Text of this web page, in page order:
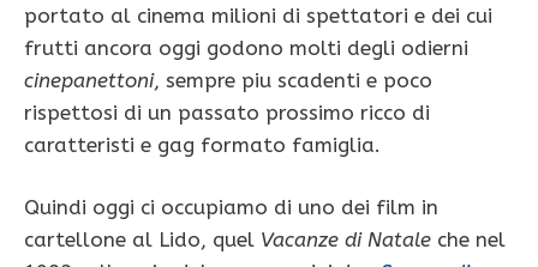
portato al cinema milioni di spettatori e dei cui
frutti ancora oggi godono molti degli odierni
cinepanettoni, sempre piu scadenti e poco
rispettosi di un passato prossimo ricco di
caratteristi e gag formato famiglia.
Quindi oggi ci occupiamo di uno dei film in
cartellone al Lido, quel Vacanze di Natale che nel